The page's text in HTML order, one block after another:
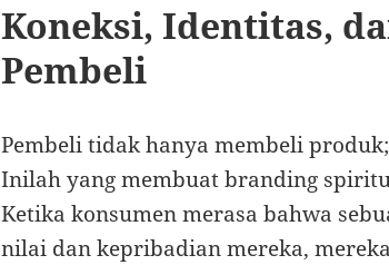
Koneksi, Identitas,
Pembeli
Pembeli tidak hanya membeli
Inilah yang membuat branding
Ketika konsumen merasa bahwa
nilai dan kepribadian mereka,